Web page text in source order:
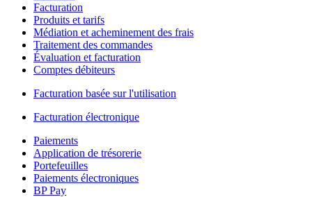
Facturation
Produits et tarifs
Médiation et acheminement des frais
Traitement des commandes
Évaluation et facturation
Comptes débiteurs
Facturation basée sur l'utilisation
Facturation électronique
Paiements
Application de trésorerie
Portefeuilles
Paiements électroniques
BP Pay